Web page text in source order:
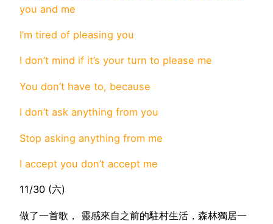
you and me
I’m tired of pleasing you
I don’t mind if it’s your turn to please me
You don’t have to, because
I don’t ask anything from you
Stop asking anything from me
I accept you don’t accept me
11/30 (六)
做了一首歌， 靈感來自之前的駐村生活，森林獨居一